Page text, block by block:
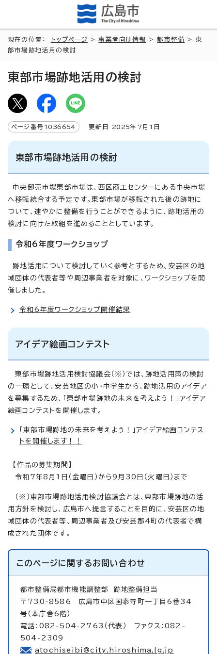
現在の位置： トップページ >事業者向け情報 >都市整備 > 東
部市場跡地活用の検討
東部市場跡地活用の検討
ページ番号 1036654 更新日 2025年7月1日
東部市場跡地活用の検討
中央卸売市場東部市場は、西区商工センターにある中央市場
へ移転統合する予定です。東部市場が移転された後の跡地に
ついて、速やかに整備を行うことができるように、跡地活用の
検討に向けた取組を進めることとしています。
令和6年度ワークショップ
跡地活用について検討していく参考とするため、安芸区の地
域団体の代表者等や周辺事業者を対象に、ワークショップを開
催しました。
令和6年度ワークショップ開催結果
アイデア絵画コンテスト
東部市場跡地活用検討協議会（※）では、跡地活用策の検討
の一環として、安芸地区の小・中学生から、跡地活用のアイデア
を募集するため、「東部市場跡地の未来を考えよう！」アイデア
絵画コンテストを開催します。
「東部市場跡地の未来を考えよう！」アイデア絵画コンテス
トを開催します！！
【作品の募集期間】
令和7年8月1日（金曜日）から9月30日（火曜日）まで
（※）東部市場跡地活用検討協議会とは、東部市場跡地の活
用方針を検討し、広島市へ提言することを目的に、安芸区の地
域団体の代表者等、周辺事業者及び安芸郡4町の代表者で構
成された団体です。
このページに関するお問い合わせ
都市整備局都市機能調整部 跡地整備担当
〒730-8586 広島市中区国泰寺町一丁目6番34
号（本庁舎6階）
電話：082-504-2763（代表） ファクス：082-
504-2309
atochiseibi@city.hiroshima.lg.jp